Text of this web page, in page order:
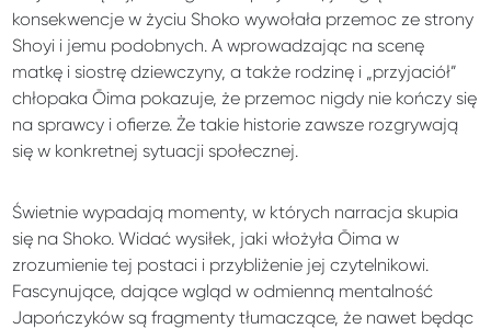
konsekwencje w życiu Shoko wywołała przemoc ze strony
Shoyi i jemu podobnych. A wprowadzając na scenę
matkę i siostrę dziewczyny, a także rodzinę i „przyjaciół”
chłopaka Ōima pokazuje, że przemoc nigdy nie kończy się
na sprawcy i ofierze. Że takie historie zawsze rozgrywają
się w konkretnej sytuacji społecznej.
Świetnie wypadają momenty, w których narracja skupia
się na Shoko. Widać wysiłek, jaki włożyła Ōima w
zrozumienie tej postaci i przybliżenie jej czytelnikowi.
Fascynujące, dające wgląd w odmienną mentalność
Japończyków są fragmenty tłumaczące, że nawet będąc